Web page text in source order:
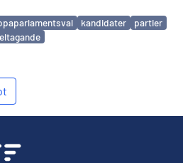
kandidater
partier